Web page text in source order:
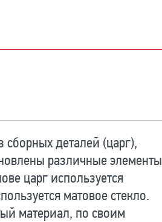
сборных деталей (царг),
различные элементы
царг используется
матовое стекло.
материал, по своим